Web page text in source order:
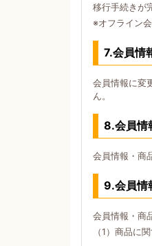
移行手続きが
※オフライン
7.会員情
会員情報に変
ん。
8.会員情
会員情報・商
9.会員情
会員情報・商
（1）商品に